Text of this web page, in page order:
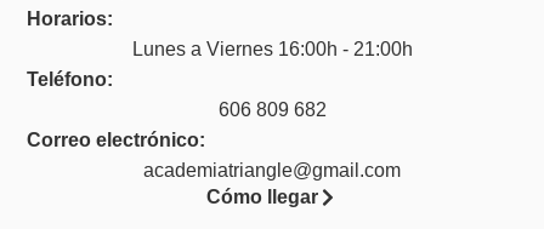
Horarios:
Lunes a Viernes 16:00h - 21:00h
Teléfono:
606 809 682
Correo electrónico:
academiatriangle@gmail.com
Cómo llegar